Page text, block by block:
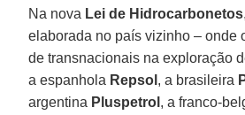
Na nova Lei de Hidrocarbonetos
elaborada no país vizinho – onde
de transnacionais na exploração
a espanhola Repsol , a brasileira
argentina Pluspetrol , a franco-